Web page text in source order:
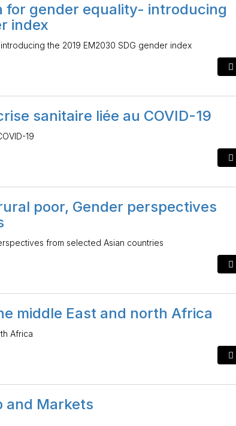
for gender equality- introducing
index
the 2019 EM2030 SDG gender index
sanitaire liée au COVID-19
19
poor, Gender perspectives
from selected Asian countries
middle East and north Africa
Africa
and Markets